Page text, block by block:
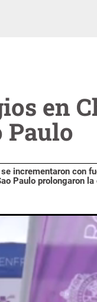
en
Paulo
incrementaron con
Paulo prolongaron